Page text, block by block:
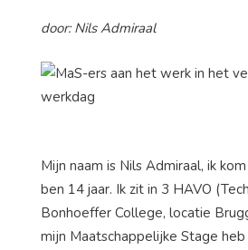
door: Nils Admiraal
Mijn naam is Nils Admiraal, ik
ben 14 jaar. Ik zit in 3 HAVO
Bonhoeffer College, locatie
mijn Maatschappelijke Stage